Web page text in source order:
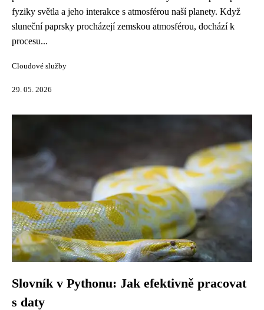
fyziky světla a jeho interakce s atmosférou naší planety. Když
sluneční paprsky procházejí zemskou atmosférou, dochází k
procesu...
Cloudové služby
29. 05. 2026
Slovník v Pythonu: Jak efektivně pracovat
s daty